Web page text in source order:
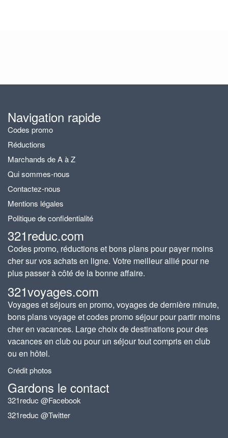
Navigation rapide
Codes promo
Réductions
Marchands de A à Z
Qui sommes-nous
Contactez-nous
Mentions légales
Politique de confidentialité
321reduc.com
Codes promo, réductions et bons plans pour payer moins
cher sur vos achats en ligne. Votre meilleur allié pour ne
plus passer à côté de la bonne affaire.
321voyages.com
Voyages et séjours en promo, voyages de dernière minute,
bons plans voyage et codes promo séjour pour partir moins
cher en vacances. Large choix de destinations pour des
vacances en club ou pour un séjour tout compris en club
ou en hôtel.
Crédit photos
Gardons le contact
321reduc @Facebook
321reduc @Twitter